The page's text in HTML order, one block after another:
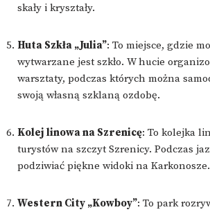
skały i kryształy.
Huta Szkła „Julia”: To miejsce, gdzie
wytwarzane jest szkło. W hucie
warsztaty, podczas których można
swoją własną szklaną ozdobę.
Kolej linowa na Szrenicę: To kolejka
turystów na szczyt Szrenicy. Podczas
podziwiać piękne widoki na Karkonosze.
Western City „Kowboy”: To park